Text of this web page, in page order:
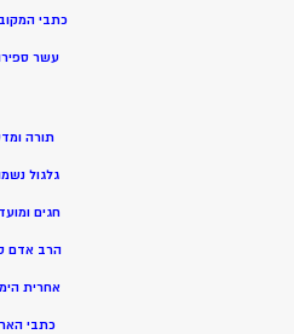
כתבי
עשר
תורה
גלגול
חגים
הרב אדם
אחרית
כתבי